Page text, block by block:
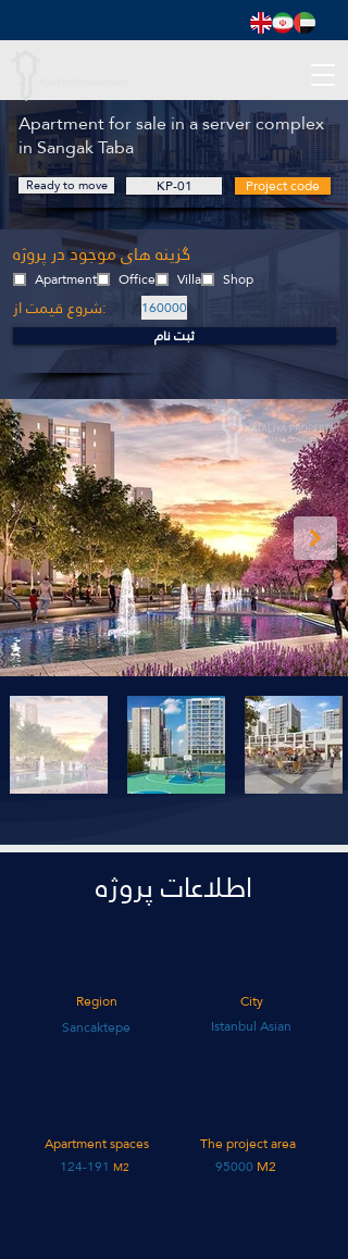
Apartment for sale in a server complex
in Sangak Taba
Ready to move KP-01 Project code
گزینه های موجود در پروژه
Apartment Office Villa Shop
شروع قیمت از:
160000
ثبت نام
اطلاعات پروژه
Region
Sancaktepe
Apartment spaces
124-191 M2
City
Istanbul Asian
The project area
95000 M2